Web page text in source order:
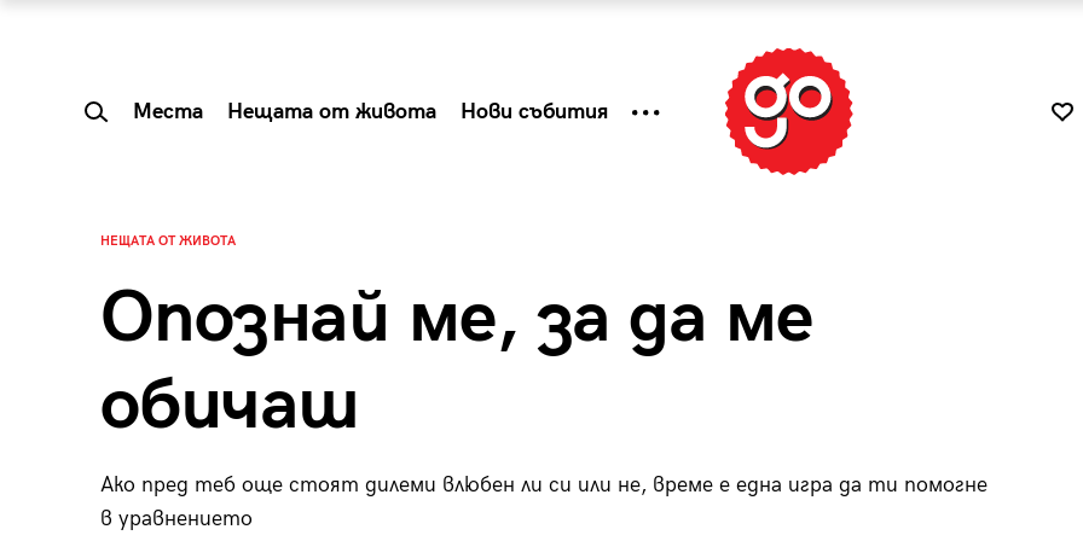
Места Нещата от живота Нови събития
НЕЩАТА ОТ ЖИВОТА
Опознай ме, за да ме
обичаш
Ако пред теб още стоят дилеми влюбен ли си или не, време е една игра да ти помогне
в уравнението
Summer Prelude: как
Tender is the Wine – Какво